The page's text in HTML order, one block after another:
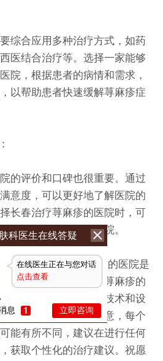
合应用多种治疗方式，如药
医结合治疗等。选择一家能够
院，根据患者的病情和需求，
以帮助患者快速缓解荨麻疹症
评价和口碑也很重要。通过
意度，可以更好地了解医院的
长春治疗荨麻疹的医院时，可
如长春肤康皮肤病医院。
院好-选择一家优质的医院是
键。在寻找长春治疗荨麻疹的
专业医生团队、先进技术和设
者评价和口碑。请注意，每个
能有所不同，建议在进行任何
获取个性化的治疗建议。祝愿
科医生在线答疑
在线医生正在与您对话
点击查看
息 立即咨询